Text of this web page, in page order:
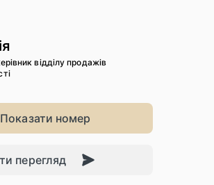
відділу продажів
Показати номер
перегляд